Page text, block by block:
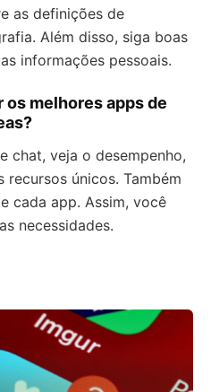
as definições de
Além disso, siga boas
informações pessoais.
os melhores apps de
chat, veja o desempenho,
únicos. Também
cada app. Assim, você
necessidades.